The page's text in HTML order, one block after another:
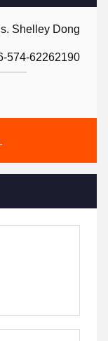
Shelley Dong
574-62262190